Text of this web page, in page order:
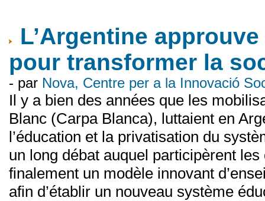
L’Argentine
pour transformer la
- par Nova, Centre per a la Innovació
Il y a bien des années que les
Blanc (Carpa Blanca), luttaient en
l’éducation et la privatisation du
un long débat auquel participèrent
finalement un modèle innovant
afin d’établir un nouveau système